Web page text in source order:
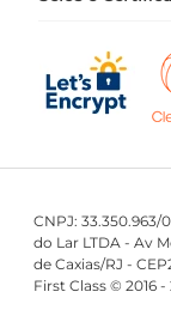
CNPJ:
do Lar LTDA - Av
de Caxias/RJ -
First Class © 2016